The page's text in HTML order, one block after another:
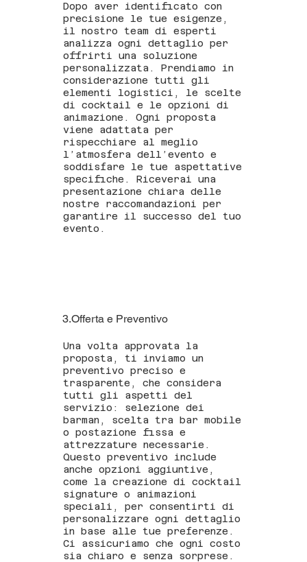
Dopo aver identificato con
precisione le tue esigenze,
il nostro team di esperti
analizza ogni dettaglio per
offrirti una soluzione
personalizzata. Prendiamo in
considerazione tutti gli
elementi logistici, le scelte
di cocktail e le opzioni di
animazione. Ogni proposta
viene adattata per
rispecchiare al meglio
l’atmosfera dell’evento e
soddisfare le tue aspettative
specifiche. Riceverai una
presentazione chiara delle
nostre raccomandazioni per
garantire il successo del tuo
evento.
3.Offerta e Preventivo
Una volta approvata la
proposta, ti inviamo un
preventivo preciso e
trasparente, che considera
tutti gli aspetti del
servizio: selezione dei
barman, scelta tra bar mobile
o postazione fissa e
attrezzature necessarie.
Questo preventivo include
anche opzioni aggiuntive,
come la creazione di cocktail
signature o animazioni
speciali, per consentirti di
personalizzare ogni dettaglio
in base alle tue preferenze.
Ci assicuriamo che ogni costo
sia chiaro e senza sorprese.